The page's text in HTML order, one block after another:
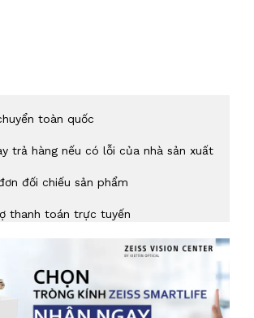
toàn quốc
trả hàng nếu có lỗi của nhà sản xuất
đối chiếu sản phẩm
thanh toán trực tuyến